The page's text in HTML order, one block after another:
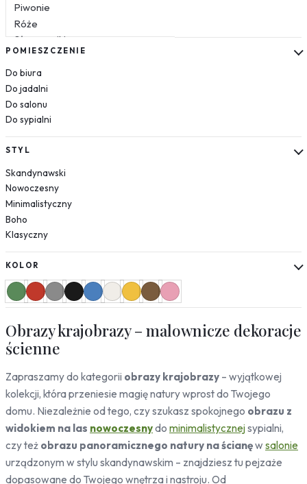
Piwonie
Róże
Słoneczniki
Miasta
Nowy Jork
Paryż
Wenecja
Warszawa
Natura
Liście
Rośliny
Drzewa
Przyprawy
Pojazdy
Samochody
Sport
Zwierzęta
Konie
Koty
Jelenie
POMIESZCZENIE
Do biura
Do jadalni
Do salonu
Do sypialni
STYL
Skandynawski
Nowoczesny
Minimalistyczny
Boho
Klasyczny
KOLOR
Obrazy krajobrazy – malownicze dekoracje
ścienne
Zapraszamy do kategorii obrazy krajobrazy – wyjątkowej
kolekcji, która przeniesie magię natury wprost do Twojego
domu. Niezależnie od tego, czy szukasz spokojnego obrazu z
widokiem na las nowoczesnydo minimalistycznejsypialni,
czy też obrazu panoramicznego natury na ścianęw salonie
urządzonym w stylu skandynawskim – znajdziesz tu pejzaże
dopasowane do Twojego wnętrza i nastroju. Od